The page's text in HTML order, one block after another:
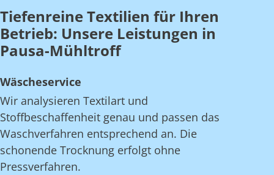
Tiefenreine Textilien für Ihren
Betrieb: Unsere Leistungen in
Pausa-Mühltroff
Wäscheservice
Wir analysieren Textilart und
Stoffbeschaffenheit genau und passen das
Waschverfahren entsprechend an. Die
schonende Trocknung erfolgt ohne
Pressverfahren.